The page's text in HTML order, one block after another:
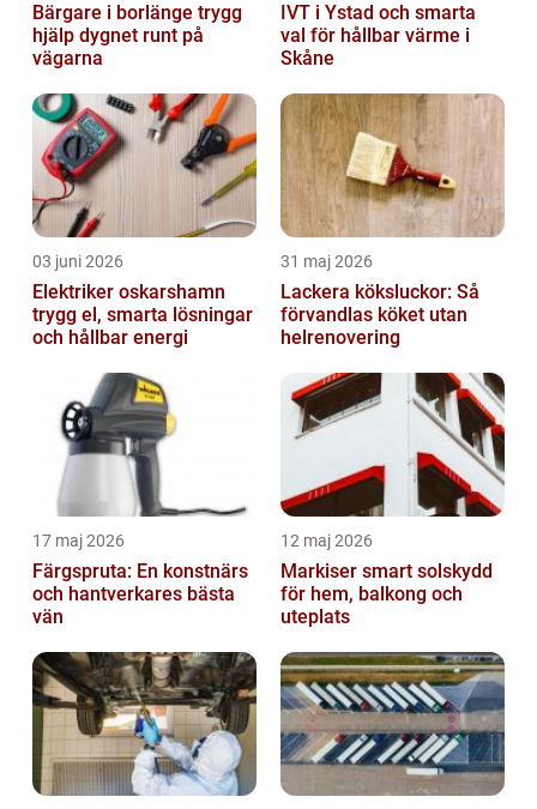
Bärgare i borlänge trygg
hjälp dygnet runt på
vägarna
IVT i Ystad och smarta
val för hållbar värme i
Skåne
03 juni 2026
Elektriker oskarshamn
trygg el, smarta lösningar
och hållbar energi
31 maj 2026
Lackera köksluckor: Så
förvandlas köket utan
helrenovering
17 maj 2026
Färgspruta: En konstnärs
och hantverkares bästa
vän
12 maj 2026
Markiser smart solskydd
för hem, balkong och
uteplats